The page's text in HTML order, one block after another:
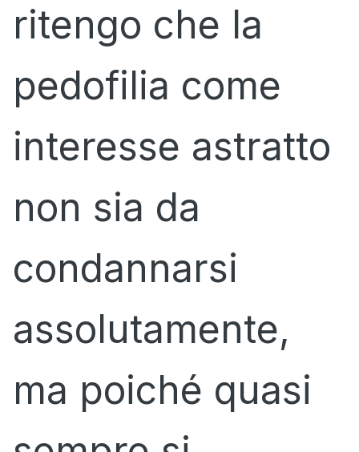
ritengo che la
pedofilia come
interesse astratto
non sia da
condannarsi
assolutamente,
ma poiché quasi